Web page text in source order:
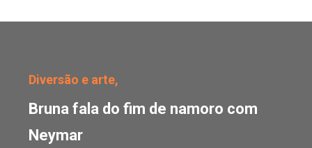
Diversão e arte,
Bruna fala do fim de namoro com
Neymar